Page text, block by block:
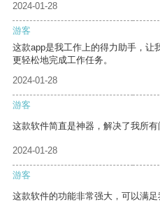
2024-01-28
游客
这款app是我工作上的得力助手，让
更轻松地完成工作任务。
2024-01-28
游客
这款软件简直是神器，解决了我所有
2024-01-28
游客
这款软件的功能非常强大，可以满足